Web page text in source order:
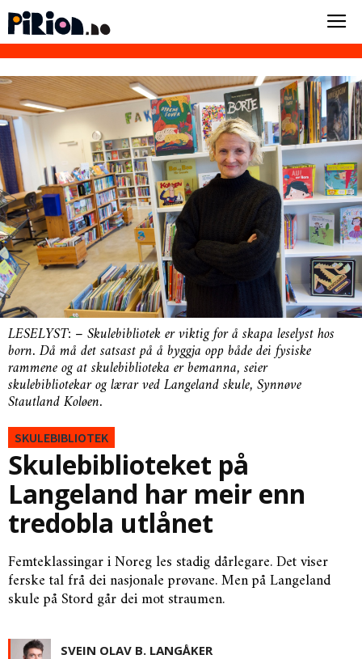
LESELYST: – Skulebibliotek er viktig for å skapa leselyst hos
born. Då må det satsast på å byggja opp både dei fysiske
rammene og at skulebiblioteka er bemanna, seier
skulebibliotekar og lærar ved Langeland skule, Synnøve
Stautland Koløen.
SKULEBIBLIOTEK
Skulebiblioteket på
Langeland har meir enn
tredobla utlånet
Femteklassingar i Noreg les stadig dårlegare. Det viser
ferske tal frå dei nasjonale prøvane. Men på Langeland
skule på Stord går dei mot straumen.
SVEIN OLAV B. LANGÅKER